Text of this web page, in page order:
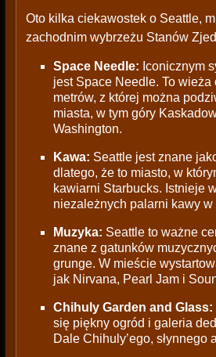
Oto kilka ciekawostek o Seattle,
zachodnim wybrzeżu Stanów
Space Needle: Iconicznym
jest Space Needle. To
metrów, z której można
miasta, w tym góry
Washington.
Kawa: Seattle jest znane
dlatego, że to miasto, w
kawiarni Starbucks. Istnieje
niezależnych palarni kawy w
Muzyka: Seattle to ważne
znane z gatunków
grunge. W mieście
jak Nirvana, Pearl Jam i
Chihuly Garden and Glass:
się piękny ogród i galeria
Dale Chihuly’ego, słynnego